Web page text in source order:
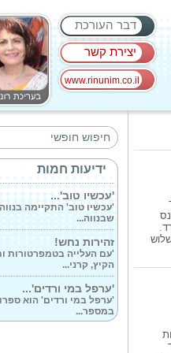
דבר העורכת
יצירת קשר
www.rinunim.co.il
ידיעות חמות
דור ששרד ושוב...
אני מלווה...
'עכשיו טוב'...
'עכשיו טוב' התקיימה
שבנווה...
זהירות נחש!
'עם העלייה בטמפרטורות
הקיץ, קרני...
'ערפל במי ורדים'...
'ערפל במי ורדים' הוא ספרו
במספר...